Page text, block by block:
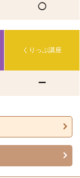
◯
くりっぷ講座
ー